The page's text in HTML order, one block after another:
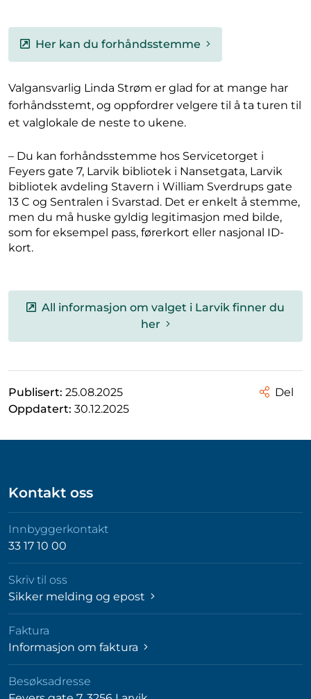
Her kan du forhåndsstemme
Valgansvarlig Linda Strøm er glad for at mange har
forhåndsstemt, og oppfordrer velgere til å ta turen til
et valglokale de neste to ukene.
– Du kan forhåndsstemme hos Servicetorget i
Feyers gate 7, Larvik bibliotek i Nansetgata, Larvik
bibliotek avdeling Stavern i William Sverdrups gate
13 C og Sentralen i Svarstad. Det er enkelt å stemme,
men du må huske gyldig legitimasjon med bilde,
som for eksempel pass, førerkort eller nasjonal ID-
kort.
All informasjon om valget i Larvik finner du
her
Publisert: 25.08.2025
Oppdatert: 30.12.2025
Del
Kontakt oss
Innbyggerkontakt
33 17 10 00
Skriv til oss
Sikker melding og epost
Faktura
Informasjon om faktura
Besøksadresse